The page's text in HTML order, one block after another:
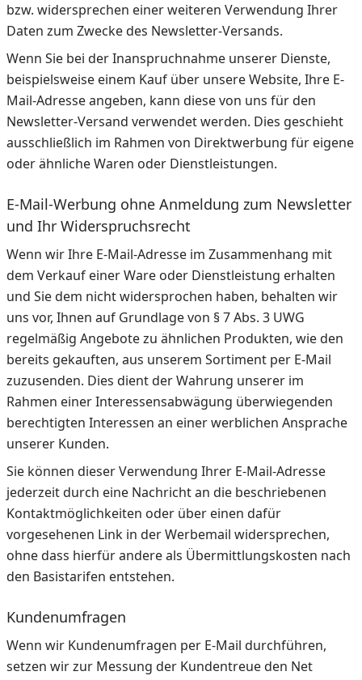
bzw. widersprechen einer weiteren Verwendung Ihrer
Daten zum Zwecke des Newsletter-Versands.
Wenn Sie bei der Inanspruchnahme unserer Dienste,
beispielsweise einem Kauf über unsere Website, Ihre E-
Mail-Adresse angeben, kann diese von uns für den
Newsletter-Versand verwendet werden. Dies geschieht
ausschließlich im Rahmen von Direktwerbung für eigene
oder ähnliche Waren oder Dienstleistungen.
E-Mail-Werbung ohne Anmeldung zum Newsletter
und Ihr Widerspruchsrecht
Wenn wir Ihre E-Mail-Adresse im Zusammenhang mit
dem Verkauf einer Ware oder Dienstleistung erhalten
und Sie dem nicht widersprochen haben, behalten wir
uns vor, Ihnen auf Grundlage von § 7 Abs. 3 UWG
regelmäßig Angebote zu ähnlichen Produkten, wie den
bereits gekauften, aus unserem Sortiment per E-Mail
zuzusenden. Dies dient der Wahrung unserer im
Rahmen einer Interessensabwägung überwiegenden
berechtigten Interessen an einer werblichen Ansprache
unserer Kunden.
Sie können dieser Verwendung Ihrer E-Mail-Adresse
jederzeit durch eine Nachricht an die beschriebenen
Kontaktmöglichkeiten oder über einen dafür
vorgesehenen Link in der Werbemail widersprechen,
ohne dass hierfür andere als Übermittlungskosten nach
den Basistarifen entstehen.
Kundenumfragen
Wenn wir Kundenumfragen per E-Mail durchführen,
setzen wir zur Messung der Kundentreue den Net